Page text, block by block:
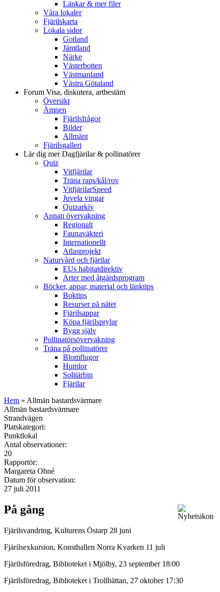
Länkar & mer filer
Våra lokaler
Fjärilskarta
Lokala sidor
Gotland
Jämtland
Närke
Västerbotten
Västmanland
Västra Götaland
Forum Visa, diskutera, artbestäm
Översikt
Ämnen
Fjärilsfrågor
Bilder
Allmänt
Fjärilsgalleri
Lär dig merDagfjärilar & pollinatörer
Quiz
Vitfjärilar
Träna raps/kål/rov
VitfjärilarSpeed
Juvela vingar
Quizarkiv
Annan övervakning
Regionalt
Faunaväkteri
Internationellt
Atlasprojekt
Naturvård och fjärilar
EUs habitatdirektiv
Arter med åtgärdsprogram
Böcker, appar, material och länktips
Boktips
Resurser på nätet
Fjärilsappar
Köpa fjärilsprylar
Bygg själv
Pollinatörsövervakning
Träna på pollinatörer
Blomflugor
Humlor
Solitärbin
Fjärilar
Hem » Allmän bastardsvärmare
Allmän bastardsvärmare
Strandvägen
Platskategori:
Punktlokal
Antal observationer:
20
Rapportör:
Margareta Ohné
Datum för observation:
27 juli 2011
På gång
Fjärilsvandring, Kulturens Östarp 28 juni
Fjärilsexkursion, Konsthallen Norra Kvarken 11 juli
Fjärilsföredrag, Biblioteket i Mjölby, 23 september 18:00
Fjärilsföredrag, Biblioteket i Trollhättan, 27 oktober 17:30